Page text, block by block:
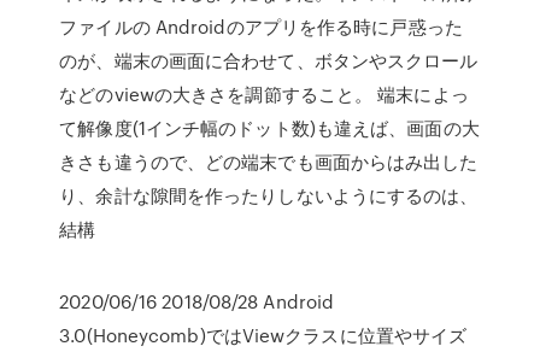
ファイルの Androidのアプリを作る時に戸惑った
のが、端末の画面に合わせて、ボタンやスクロール
などのviewの大きさを調節すること。 端末によっ
て解像度(1インチ幅のドット数)も違えば、画面の大
きさも違うので、どの端末でも画面からはみ出した
り、余計な隙間を作ったりしないようにするのは、
結構
2020/06/16 2018/08/28 Android
3.0(Honeycomb)ではViewクラスに位置やサイズ